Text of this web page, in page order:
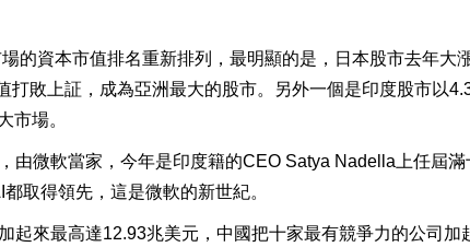
的資本市值排名重新排列，最明顯的是，日本股市去年大
打敗上証，成為亞洲最大的股市。另外一個是印度股市以
市場。
由微軟當家，今年是印度籍的CEO Satya Nadella上任屆滿
取得領先，這是微軟的新世紀。
起來最高達12.93兆美元，中國把十家最有競爭力的公司加